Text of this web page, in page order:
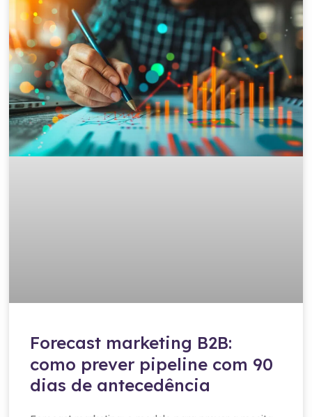
Forecast marketing B2B:
como prever pipeline com 90
dias de antecedência